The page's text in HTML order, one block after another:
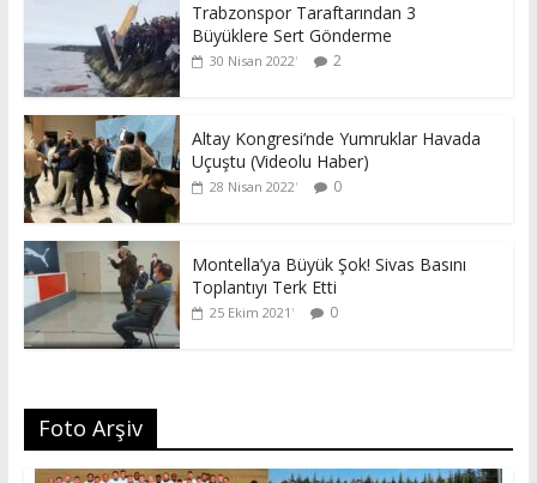
Trabzonspor Taraftarından 3
Büyüklere Sert Gönderme
30 Nisan 2022 2
Altay Kongresi’nde Yumruklar Havada
Uçuştu (Videolu Haber)
28 Nisan 2022 0
Montella’ya Büyük Şok! Sivas Basını
Toplantıyı Terk Etti
25 Ekim 2021 0
Foto Arşiv